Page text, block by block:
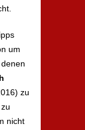
um
zu
nicht